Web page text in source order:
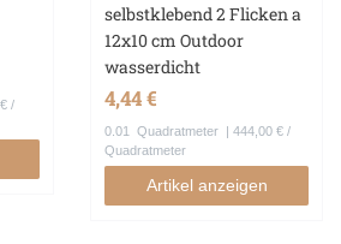
/
selbstklebend 2 Flicken a
12x10 cm Outdoor
wasserdicht
4,44 €
0.01 Quadratmeter
| 444,00 € /
Quadratmeter
Artikel anzeigen